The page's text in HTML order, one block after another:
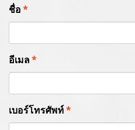
ชื่อ *
อีเมล *
เบอร์โทรศัพท์ *